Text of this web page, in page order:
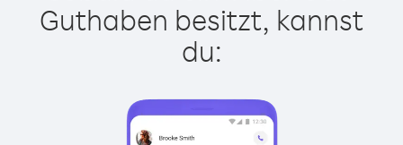
Guthaben besitzt, kannst
du: